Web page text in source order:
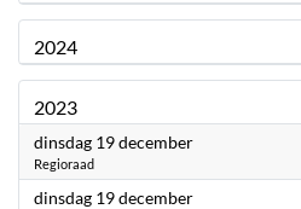
2024
2023
dinsdag 19 december2023
Regioraad
dinsdag 19 december2023